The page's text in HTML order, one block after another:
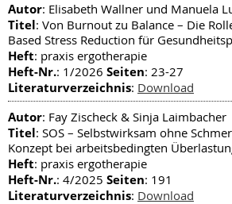
Autor: Elisabeth Wallner und Manuela
Titel: Von Burnout zu Balance – Die
Based Stress Reduction für
Heft: praxis ergotherapie
Heft-Nr.: 1/2026 Seiten: 23-27
Literaturverzeichnis: Download
Autor: Fay Zischeck & Sinja Laimbacher
Titel: SOS – Selbstwirksam ohne
Konzept bei arbeitsbedingten
Heft: praxis ergotherapie
Heft-Nr.: 4/2025 Seiten: 191
Literaturverzeichnis: Download